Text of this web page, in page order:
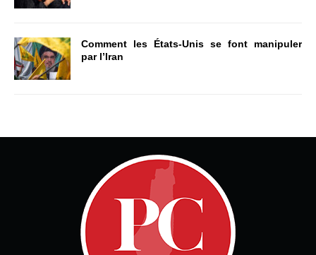
Comment les États-Unis se font manipuler
par l’Iran